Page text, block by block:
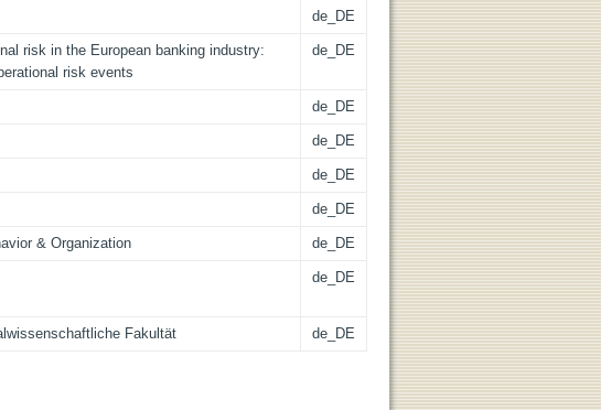
de_DE
risk in the European banking industry:
risk events
de_DE
de_DE
de_DE
de_DE
de_DE
& Organization de_DE
de_DE
Fakultät de_DE